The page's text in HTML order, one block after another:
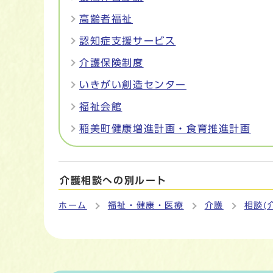
高齢者福祉
認知症支援サービス
介護保険制度
いきがい創造センター
福祉会館
稲美町健康増進計画・食育推進計画
介護相談への別ルート
ホーム 福祉・健康・医療 介護 相談(